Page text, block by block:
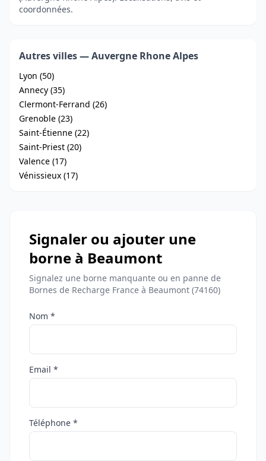
coordonnées.
Autres villes — Auvergne Rhone Alpes
Lyon (50)
Annecy (35)
Clermont-Ferrand (26)
Grenoble (23)
Saint-Étienne (22)
Saint-Priest (20)
Valence (17)
Vénissieux (17)
Signaler ou ajouter une
borne à Beaumont
Signalez une borne manquante ou en panne de
Bornes de Recharge France à Beaumont (74160)
Nom *
Email *
Téléphone *